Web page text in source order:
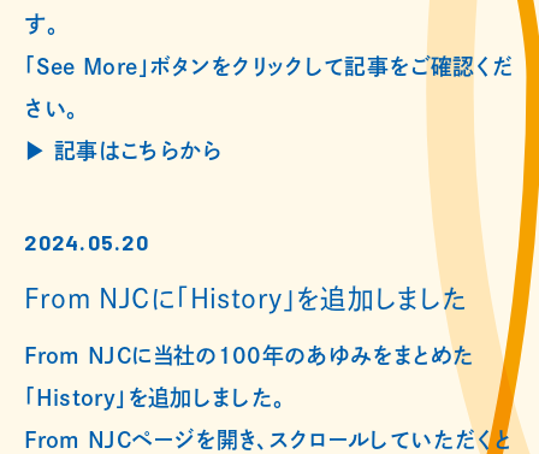
す。
「See More」ボタンをクリックして記事をご確認くだ
さい。
▶︎ 記事はこちらから
2024.05.20
From NJCに「History」を追加しました
From NJCに当社の100年のあゆみをまとめた
「History」を追加しました。
From NJCページを開き、スクロールしていただくと